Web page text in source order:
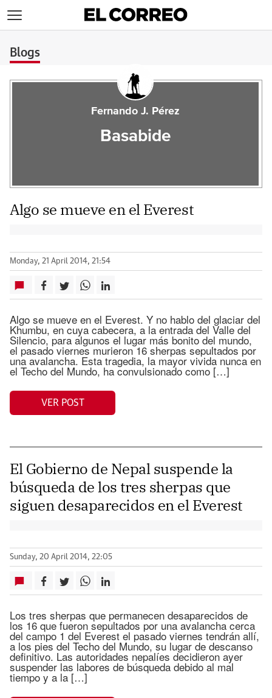
Blogs
Fernando J. Pérez
Basabide
Algo se mueve en el Everest
Monday, 21 April 2014, 21:54
Algo se mueve en el Everest. Y no hablo del glaciar del
Khumbu, en cuya cabecera, a la entrada del Valle del
Silencio, para algunos el lugar más bonito del mundo,
el pasado viernes murieron 16 sherpas sepultados por
una avalancha. Esta tragedia, la mayor vivida nunca en
el Techo del Mundo, ha convulsionado como […]
VER POST
El Gobierno de Nepal suspende la
búsqueda de los tres sherpas que
siguen desaparecidos en el Everest
Sunday, 20 April 2014, 22:05
Los tres sherpas que permanecen desaparecidos de
los 16 que fueron sepultados por una avalancha cerca
del campo 1 del Everest el pasado viernes tendrán allí,
a los pies del Techo del Mundo, su lugar de descanso
definitivo. Las autoridades nepalíes decidieron ayer
suspender las labores de búsqueda debido al mal
tiempo y a la […]